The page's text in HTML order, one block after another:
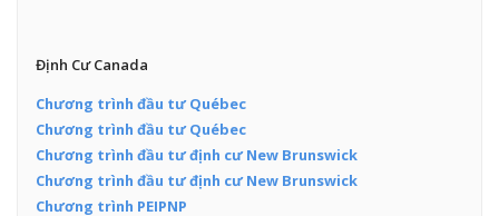
Định Cư Canada
Chương trình đầu tư Québec
Chương trình đầu tư Québec
Chương trình đầu tư định cư New Brunswick
Chương trình đầu tư định cư New Brunswick
Chương trình PEIPNP